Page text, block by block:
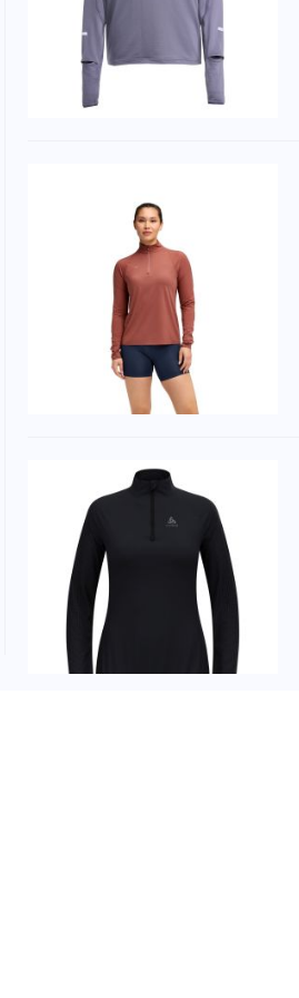
la politique de confidentialité et